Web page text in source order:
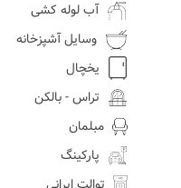
آب لوله کشی
وسایل آشپزخانه
یخچال
تراس - بالکن
مبلمان
پارکینگ